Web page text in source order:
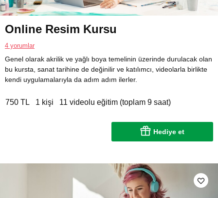
Online Resim Kursu
4 yorumlar
Genel olarak akrilik ve yağlı boya temelinin üzerinde durulacak olan
bu kursta, sanat tarihine de değinilir ve katılımcı, videolarla birlikte
kendi uygulamalarıyla da adım adım ilerler.
750 TL 1 kişi 11 videolu eğitim (toplam 9 saat)
Hediye et